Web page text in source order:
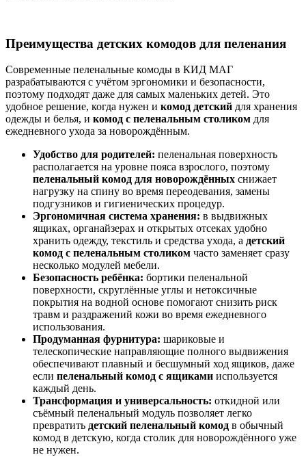
Преимущества детских комодов для пеленания
Современные пеленальные комоды в КИД МАГ
разрабатываются с учётом эргономики и безопасности,
поэтому подходят даже для самых маленьких детей. Это
удобное решение, когда нужен и комод детский для хранения
одежды и белья, и комод с пеленальным столиком для
ежедневного ухода за новорождённым.
Удобство для родителей: пеленальная поверхность
располагается на уровне пояса взрослого, поэтому
пеленальный комод для новорождённых снижает
нагрузку на спину во время переодевания, замены
подгузников и гигиенических процедур.
Эргономичная система хранения: в выдвижных
ящиках, органайзерах и открытых отсеках удобно
хранить одежду, текстиль и средства ухода, а детский
комод с пеленальным столиком часто заменяет сразу
несколько модулей мебели.
Безопасность ребёнка: бортики пеленальной
поверхности, скруглённые углы и нетоксичные
покрытия на водной основе помогают снизить риск
травм и раздражений кожи во время ежедневного
использования.
Продуманная фурнитура: шариковые и
телескопические направляющие полного выдвижения
обеспечивают плавный и бесшумный ход ящиков, даже
если пеленальный комод с ящиками используется
каждый день.
Трансформация и универсальность: откидной или
съёмный пеленальный модуль позволяет легко
превратить детский пеленальный комод в обычный
комод в детскую, когда столик для новорождённого уже
не нужен.